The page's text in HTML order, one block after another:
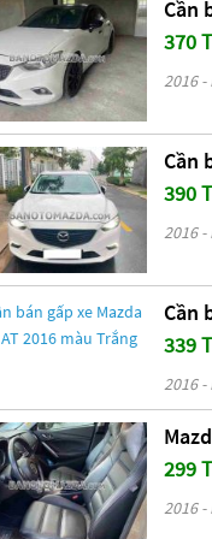
Cần
370
2016 -
Cần
390
2016 -
Cần
339
2016 -
299
2016 -